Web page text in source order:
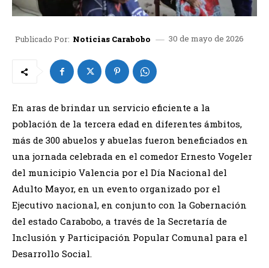
Publicado Por: Noticias Carabobo 30 de mayo de 2026
En aras de brindar un servicio eficiente a la
población de la tercera edad en diferentes ámbitos,
más de 300 abuelos y abuelas fueron beneficiados en
una jornada celebrada en el comedor Ernesto Vogeler
del municipio Valencia por el Día Nacional del
Adulto Mayor, en un evento organizado por el
Ejecutivo nacional, en conjunto con la Gobernación
del estado Carabobo, a través de la Secretaría de
Inclusión y Participación Popular Comunal para el
Desarrollo Social.